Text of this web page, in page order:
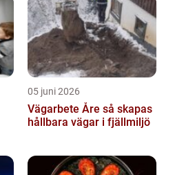
05 juni 2026
Vägarbete Åre så skapas
hållbara vägar i fjällmiljö